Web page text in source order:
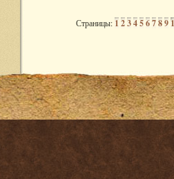
Страницы:1 23456789